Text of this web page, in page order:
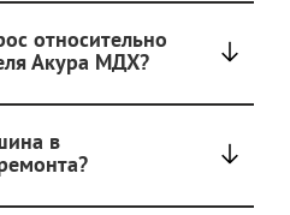
относительно
Акура МДХ?
в